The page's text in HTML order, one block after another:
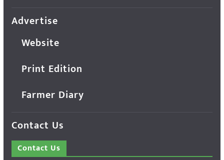
Advertise
Website
Print Edition
Farmer Diary
Contact Us
Contact Us